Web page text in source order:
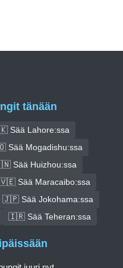
tänään
Sää Lahore:ssa
Sää Mogadishu:ssa
Sää Huizhou:ssa
Sää Maracaibo:ssa
🇯🇵 Sää Jokohama:ssa
🇮🇷 Sää Teheran:ssa